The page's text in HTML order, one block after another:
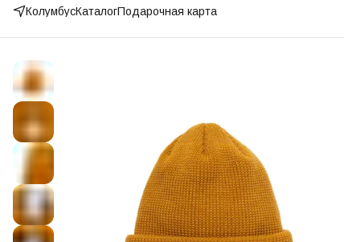
КолумбусКаталогПодарочная карта